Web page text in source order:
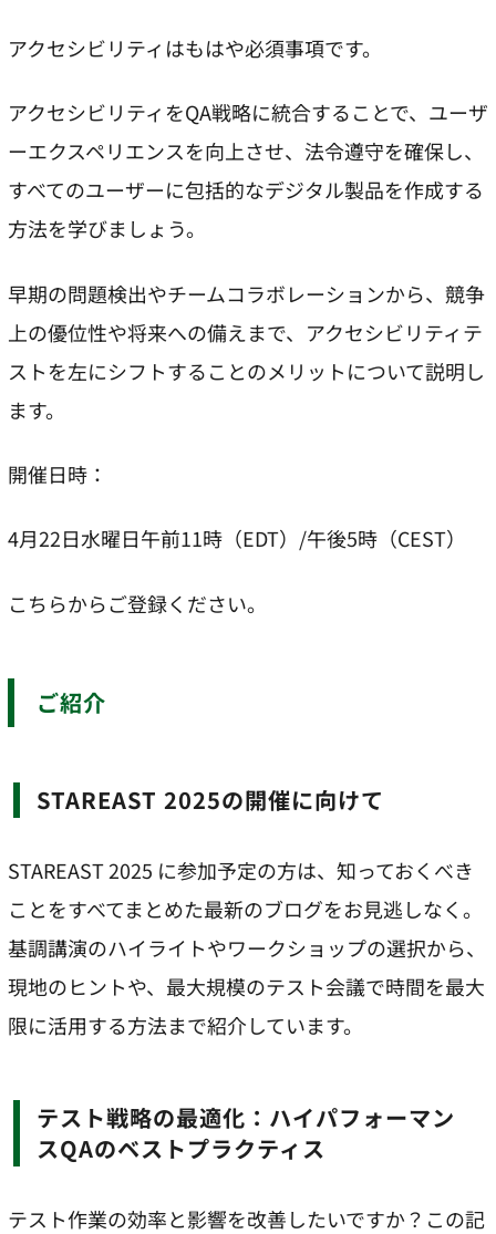
アクセシビリティはもはや必須事項です。
アクセシビリティをQA戦略に統合することで、ユーザ
ーエクスペリエンスを向上させ、法令遵守を確保し、
すべてのユーザーに包括的なデジタル製品を作成する
方法を学びましょう。
早期の問題検出やチームコラボレーションから、競争
上の優位性や将来への備えまで、アクセシビリティテ
ストを左にシフトすることのメリットについて説明し
ます。
開催日時：
4月22日水曜日午前11時（EDT）/午後5時（CEST）
こちらからご登録ください。
ご紹介
STAREAST 2025の開催に向けて
STAREAST 2025 に参加予定の方は、知っておくべき
ことをすべてまとめた最新のブログをお見逃しなく。
基調講演のハイライトやワークショップの選択から、
現地のヒントや、最大規模のテスト会議で時間を最大
限に活用する方法まで紹介しています。
テスト戦略の最適化：ハイパフォーマン
スQAのベストプラクティス
テスト作業の効率と影響を改善したいですか？この記